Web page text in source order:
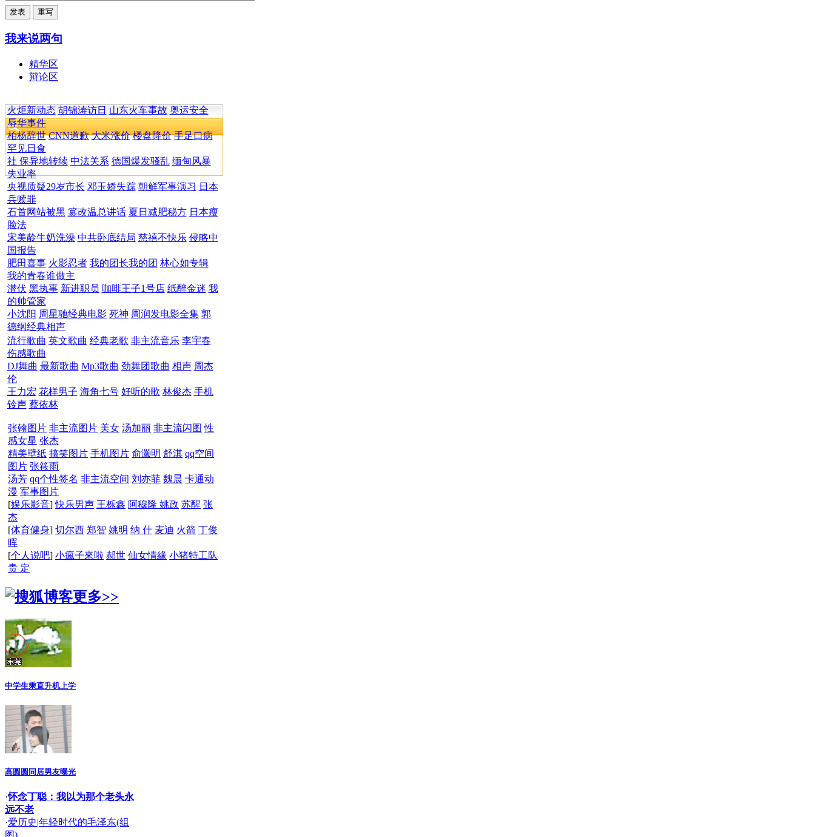
我来说两句
精华区
辩论区
火炬新动态 胡锦涛访日 山东火车事故 奥运安全
辱华事件
柏杨辞世 CNN道歉 大米涨价 楼盘降价 手足口病
罕见日食
社 保异地转续 中法关系 德国爆发骚乱 缅甸风暴
失业率
央视质疑29岁市长 邓玉娇失踪 朝鲜军事演习 日本
兵赎罪
石首网站被黑 篡改温总讲话 夏日减肥秘方 日本瘦
脸法
宋美龄牛奶洗澡 中共卧底结局 慈禧不快乐 侵略中
国报告
肥田喜事 火影忍者 我的团长我的团 林心如专辑
我的青春谁做主
潜伏 黑执事 新进职员 咖啡王子1号店 纸醉金迷 我
的帅管家
小沈阳 周星驰经典电影 死神 周润发电影全集 郭
德纲经典相声
流行歌曲 英文歌曲 经典老歌 非主流音乐 李宇春
伤感歌曲
DJ舞曲 最新歌曲 Mp3歌曲 劲舞团歌曲 相声 周杰
伦
王力宏 花样男子 海角七号 好听的歌 林俊杰 手机
铃声 蔡依林
张翰图片 非主流图片 美女 汤加丽 非主流闪图 性
感女星 张杰
精美壁纸 搞笑图片 手机图片 俞灏明 舒淇 qq空间
图片 张筱雨
汤芳 qq个性签名 非主流空间 刘亦菲 魏晨 卡通动
漫 军事图片
[娱乐影音]快乐男声 王栎鑫 阿穆隆 姚政 苏醒 张
杰
[体育健身] 切尔西 郑智 姚明 纳 什 麦迪 火箭 丁俊
晖
[个人说吧] 小瘋子來啦 郝世 仙女情緣 小猪特工队
贵 定
更多>>
中学生乘直升机上学
高圆圆同居男友曝光
·怀念丁聪：我以为那个老头永
远不老
·爱历史|年轻时代的毛泽东(组